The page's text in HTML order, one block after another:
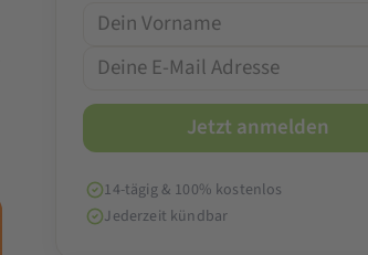
14-tägig & 100% kostenlos
Jederzeit kündbar